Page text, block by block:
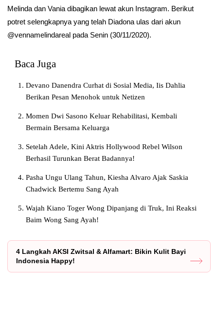
Melinda dan Vania dibagikan lewat akun Instagram. Berikut
potret selengkapnya yang telah Diadona ulas dari akun
@vennamelindareal pada Senin (30/11/2020).
Baca Juga
Devano Danendra Curhat di Sosial Media, Iis Dahlia
Berikan Pesan Menohok untuk Netizen
Momen Dwi Sasono Keluar Rehabilitasi, Kembali
Bermain Bersama Keluarga
Setelah Adele, Kini Aktris Hollywood Rebel Wilson
Berhasil Turunkan Berat Badannya!
Pasha Ungu Ulang Tahun, Kiesha Alvaro Ajak Saskia
Chadwick Bertemu Sang Ayah
Wajah Kiano Toger Wong Dipanjang di Truk, Ini Reaksi
Baim Wong Sang Ayah!
4 Langkah AKSI Zwitsal & Alfamart: Bikin Kulit Bayi
Indonesia Happy!